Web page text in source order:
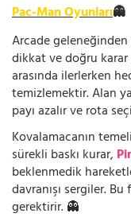
Pac-Man Oyunları👻
Arcade
dikkat ve doğru
arasında ilerlerken
temizlemektir. Alan
payı azalır ve rota
Kovalamacanın
sürekli baskı kurar,
beklenmedik
davranışı sergiler.
gerektirir. 👻